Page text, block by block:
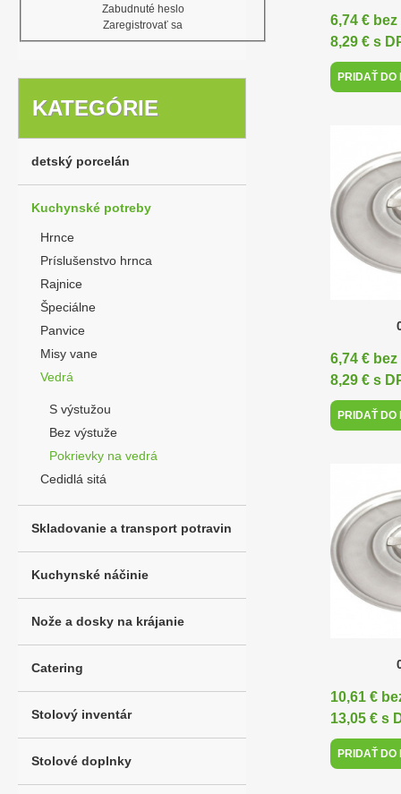
6,74 € bez
8,29 € s
PRIDAŤ DO
6,74 € bez
8,29 € s
PRIDAŤ DO
10,61 €
13,05 € s
PRIDAŤ DO
Zabudnuté heslo
Zaregistrovať sa
KATEGÓRIE
detský porcelán
Kuchynské potreby
Hrnce
Príslušenstvo hrnca
Rajnice
Špeciálne
Panvice
Misy vane
Vedrá
S výstužou
Bez výstuže
Pokrievky na vedrá
Cedidlá sitá
Skladovanie a transport potravin
Kuchynské náčinie
Nože a dosky na krájanie
Catering
Stolový inventár
Stolové doplnky